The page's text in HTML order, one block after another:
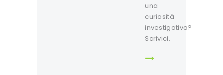
una
curiosità
investigativa?
Scrivici.